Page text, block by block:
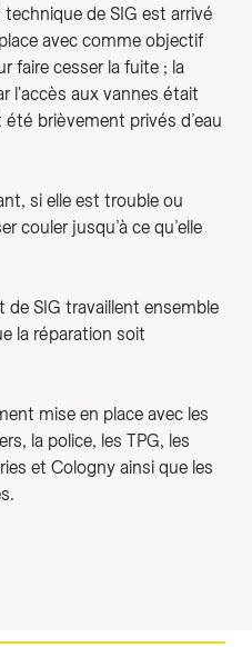
de SIG est arrivé
avec comme objectif
faire cesser la fuite ; la
l'accès aux vannes était
brièvement privés d’eau
si elle est trouble ou
couler jusqu’à ce qu’elle
de SIG travaillent ensemble
la réparation soit
mise en place avec les
la police, les TPG, les
et Cologny ainsi que les